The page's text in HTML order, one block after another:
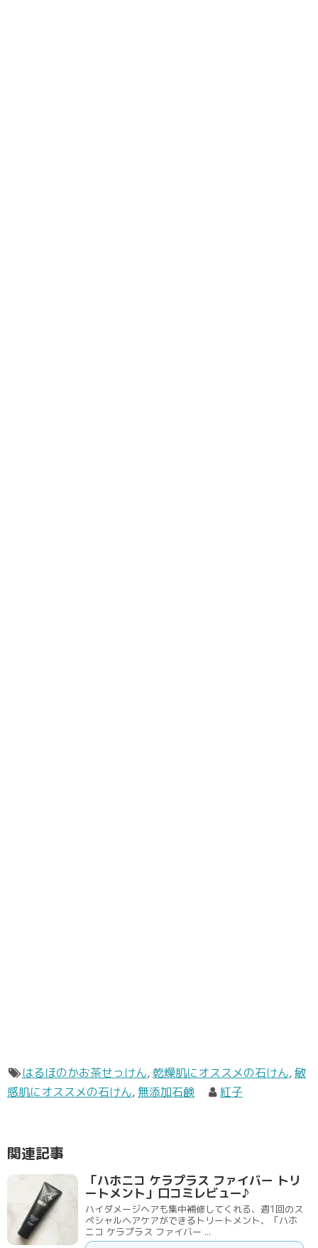
はるほのかお茶せっけん, 乾燥肌にオススメの石けん,敏
感肌にオススメの石けん,無添加石鹸 紅子
関連記事
「ハホニコ ケラプラス ファイバー トリ
ートメント」口コミレビュー♪
ハイダメージヘアも集中補修してくれる、週1回のス
ペシャルヘアケアができるトリートメント、「ハホ
ニコ ケラプラス ファイバー ...